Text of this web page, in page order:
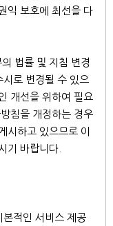
익 보호에 최선을 다
법률 및 지침 변경
시로 변경될 수 있으
개선을 위하여 필요
침을 개정하는 경우
시하고 있으므로 이
기 바랍니다.
적인 서비스 제공